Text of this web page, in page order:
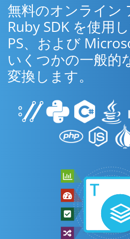
無料のオンライン
Ruby SDK を使用
PS、および
いくつかの一般的
変換します。